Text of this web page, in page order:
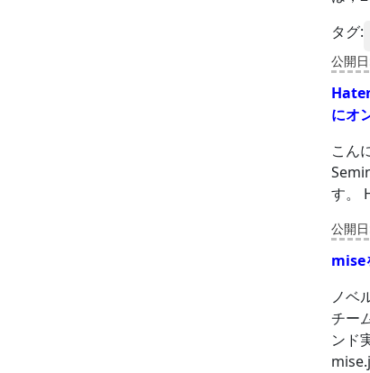
タグ:
公開
にオ
こん
す。
公開
mise
ノベ
チー
ンド